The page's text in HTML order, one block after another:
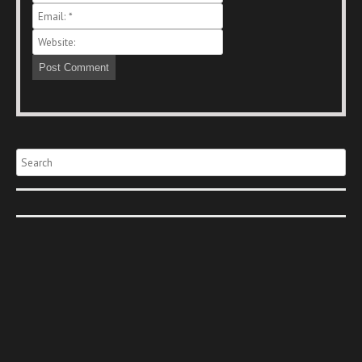
Search